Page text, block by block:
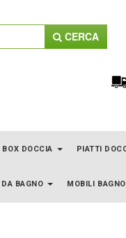
CERCA
BOX DOCCIA PIATTI
BAGNO MOBILI BAGNO